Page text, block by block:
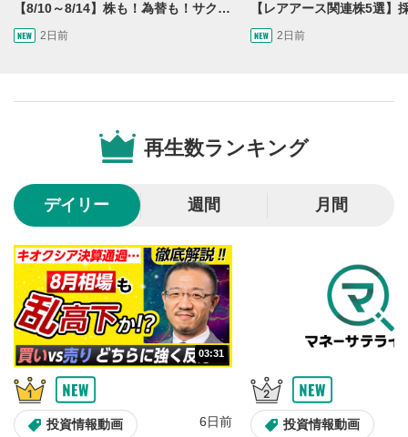
再生位置を示しています。再生したい位置をクリック
するとその位置から動画が再生されます。
スライダーを上下すると音量が調整できます。
8
全画面表示
動画が全画面で表示されます。再度クリックすると元
のサイズに戻ります。
【8/10～8/14】株も！為替も！サクッと！来週のマーケット見通し＜Next View＞
2日前 2日前
再生数ランキング
デイリー 週間 月間
03:31
投資情報動画 6日前 投資情報動画